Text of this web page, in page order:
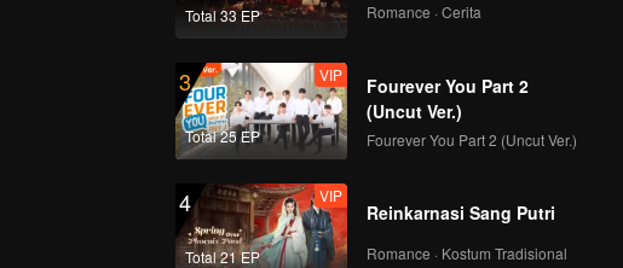
Penyobekan Nama
Punggung
Episode 4(Part 2): 11
Gunung Melihat
Matahari Terbit
Bersama
Total 33 EP Romance · Cerita
3
Total 25 EP
VIP
Fourever You Part 2
(Uncut Ver.)
Fourever You Part 2 (Uncut Ver.)
4
Total 21 EP
VIP
Reinkarnasi Sang Putri
Romance · Kostum Tradisional